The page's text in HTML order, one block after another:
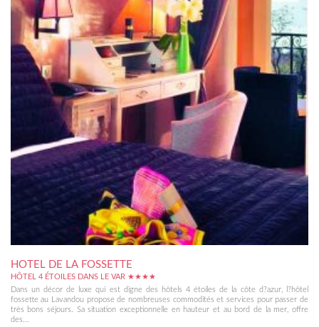
HOTEL DE LA FOSSETTE
HÔTEL 4 ÉTOILES DANS LE VAR ★★★★
Dans un décor de luxe qui est digne des hôtels 4 étoiles de la côte d?azur, l?hôtel
fossette au Lavandou propose de nombreuses commodités et services pour passer de
très bons séjours. Sa situation exceptionnelle en hauteur et au bord de la mer, offre
des...